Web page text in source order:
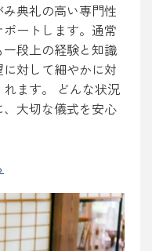
典礼の高い専門性
ートします。通常
段上の経験と知識
対して細やかに対
ます。 どんな状況
大切な儀式を安心